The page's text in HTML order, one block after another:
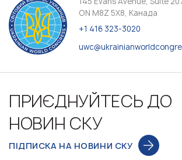
ON M8Z 5X8, Канада
+1 416 323-3020
ПРИЄДНУЙТЕСЬ ДО
НОВИН СКУ
ПІДПИСКА НА НОВИНИ СКУ